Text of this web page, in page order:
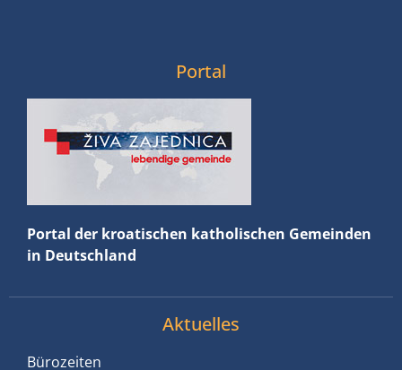
Portal
Portal der kroatischen katholischen Gemeinden
in Deutschland
Aktuelles
Bürozeiten